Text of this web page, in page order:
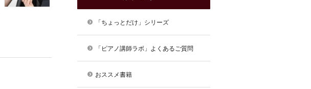
「ちょっとだけ」シリーズ
「ピアノ講師ラボ」よくあるご質問
おススメ書籍